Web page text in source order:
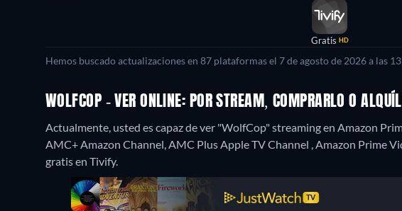
Gratis HD
Hemos buscado actualizaciones en 87 plataformas el 7 de agosto de 2026 a las
WOLFCOP - VER ONLINE: POR STREAM, COMPRARLO O
Actualmente, usted es capaz de ver "WolfCop" streaming en Amazon
AMC+ Amazon Channel, AMC Plus Apple TV Channel , Amazon Prime
gratis en Tivify.